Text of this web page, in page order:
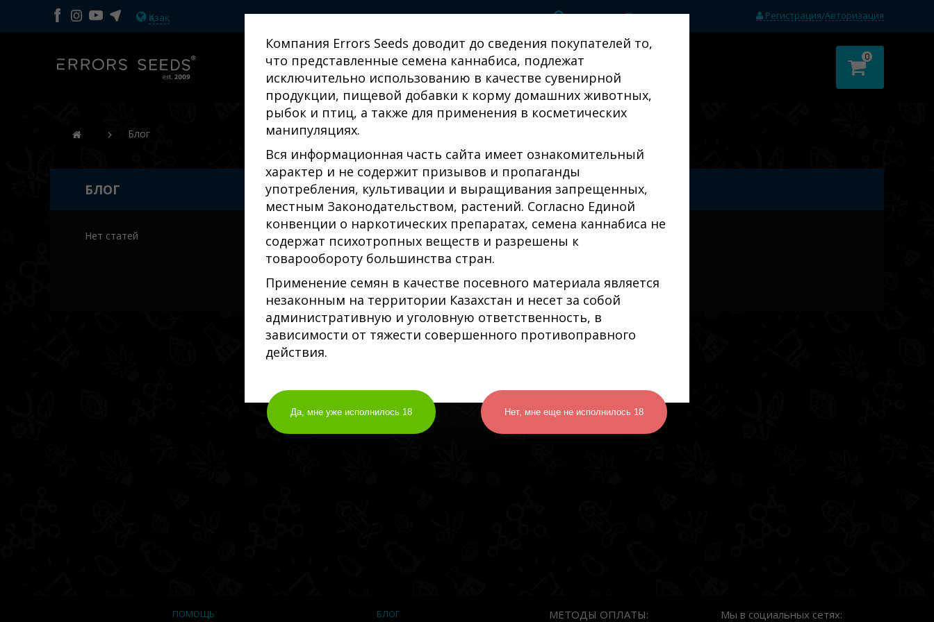
Қазақ (0) Регистрация/Авторизация
0
Компания Errors Seeds доводит до сведения покупателей то,
что представленные семена каннабиса, подлежат
исключительно использованию в качестве сувенирной
продукции, пищевой добавки к корму домашних животных,
рыбок и птиц, а также для применения в косметических
манипуляциях.
Вся информационная часть сайта имеет ознакомительный
характер и не содержит призывов и пропаганды
употребления, культивации и выращивания запрещенных,
местным Законодательством, растений. Согласно Единой
конвенции о наркотических препаратах, семена каннабиса не
содержат психотропных веществ и разрешены к
товарообороту большинства стран.
Применение семян в качестве посевного материала является
незаконным на территории Казахстан и несет за собой
административную и уголовную ответственность, в
зависимости от тяжести совершенного противоправного
действия.
Да, мне уже исполнилось 18 Нет, мне еще не исполнилось 18
Блог
БЛОГ
Нет статей
1 2 3 4 5 6 7 8 9
ПОМОЩЬ БЛОГ МЕТОДЫ ОПЛАТЫ: Мы в социальных сетях: